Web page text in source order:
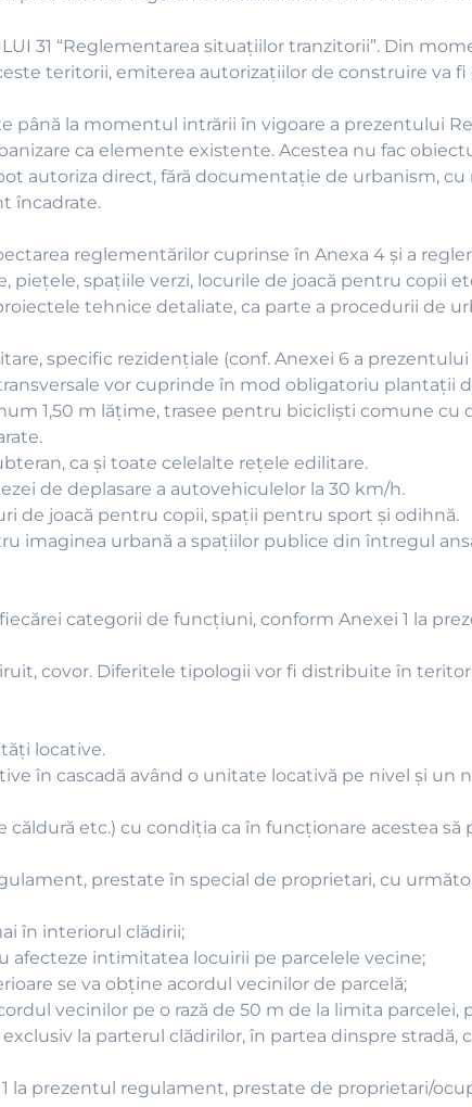
31 “Reglementarea situaţiilor tranzitorii”. Din
teritorii, emiterea autorizaţiilor de construire va
până la momentul intrării în vigoare a prezentului
ca elemente existente. Acestea nu fac
autoriza direct, fără documentație de urbanism, cu
încadrate.
reglementărilor cuprinse în Anexa 4 şi a
pieţele, spaţiile verzi, locurile de joacă pentru copii
tehnice detaliate, ca parte a procedurii de
specific rezidenţiale (conf. Anexei 6 a
vor cuprinde în mod obligatoriu plantaţii
1,50 m lăţime, trasee pentru biciclişti comune cu
ca şi toate celelalte reţele edilitare.
de deplasare a autovehiculelor la 30 km/h.
de joacă pentru copii, spaţii pentru sport şi odihnă.
imaginea urbană a spaţiilor publice din întregul
categorii de funcţiuni, conform Anexei 1 la
covor. Diferitele tipologii vor fi distribuite în
locative.
în cascadă având o unitate locativă pe nivel şi un
etc.) cu condiţia ca în funcţionare acestea să
prestate în special de proprietari, cu
în interiorul clădirii;
afecteze intimitatea locuirii pe parcelele vecine;
se va obţine acordul vecinilor de parcelă;
vecinilor pe o rază de 50 m de la limita parcelei,
la parterul clădirilor, în partea dinspre stradă,
la prezentul regulament, prestate de proprietari/